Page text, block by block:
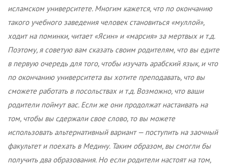
исламском университете. Многим кажется, что по окончанию
такого учебного заведения человек становиться «муллой»,
ходит на поминки, читает «Ясин» и «марсия» за мертвых и т.д.
Поэтому, я советую вам сказать своим родителям, что вы едите
в первую очередь для того, чтобы изучать арабский язык, и что
по окончанию университета вы хотите преподавать, что вы
сможете работать в посольствах и т.д. Возможно, что ваши
родители поймут вас. Если же они продолжат настаивать на
том, чтобы вы сдержали свое слово, то вы можете
использовать альтернативный вариант — поступить на заочный
факультет и поехать в Медину. Таким образом, вы смогли бы
получить два образования. Но если родители настоят на том,